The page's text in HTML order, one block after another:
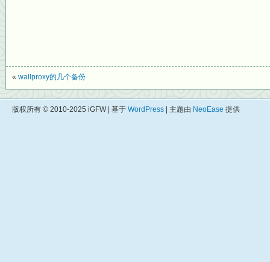
« wallproxy的几个备份
版权所有 © 2010-2025 iGFW | 基于 WordPress | 主题由 NeoEase 提供